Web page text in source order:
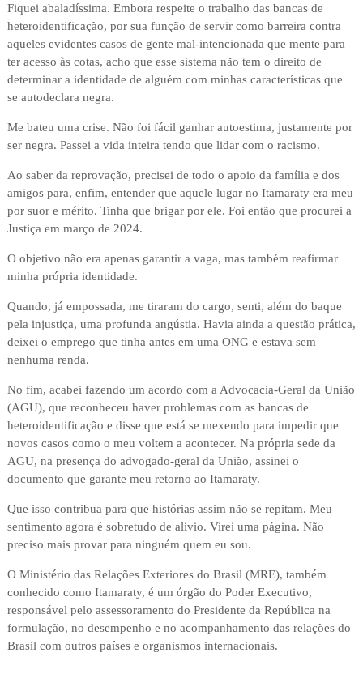
Fiquei abaladíssima. Embora respeite o trabalho das bancas de
heteroidentificação, por sua função de servir como barreira contra
aqueles evidentes casos de gente mal-intencionada que mente para
ter acesso às cotas, acho que esse sistema não tem o direito de
determinar a identidade de alguém com minhas características que
se autodeclara negra.
Me bateu uma crise. Não foi fácil ganhar autoestima, justamente por
ser negra. Passei a vida inteira tendo que lidar com o racismo.
Ao saber da reprovação, precisei de todo o apoio da família e dos
amigos para, enfim, entender que aquele lugar no Itamaraty era meu
por suor e mérito. Tinha que brigar por ele. Foi então que procurei a
Justiça em março de 2024.
O objetivo não era apenas garantir a vaga, mas também reafirmar
minha própria identidade.
Quando, já empossada, me tiraram do cargo, senti, além do baque
pela injustiça, uma profunda angústia. Havia ainda a questão prática,
deixei o emprego que tinha antes em uma ONG e estava sem
nenhuma renda.
No fim, acabei fazendo um acordo com a Advocacia-Geral da União
(AGU), que reconheceu haver problemas com as bancas de
heteroidentificação e disse que está se mexendo para impedir que
novos casos como o meu voltem a acontecer. Na própria sede da
AGU, na presença do advogado-geral da União, assinei o
documento que garante meu retorno ao Itamaraty.
Que isso contribua para que histórias assim não se repitam. Meu
sentimento agora é sobretudo de alívio. Virei uma página. Não
preciso mais provar para ninguém quem eu sou.
O Ministério das Relações Exteriores do Brasil (MRE), também
conhecido como Itamaraty, é um órgão do Poder Executivo,
responsável pelo assessoramento do Presidente da República na
formulação, no desempenho e no acompanhamento das relações do
Brasil com outros países e organismos internacionais.